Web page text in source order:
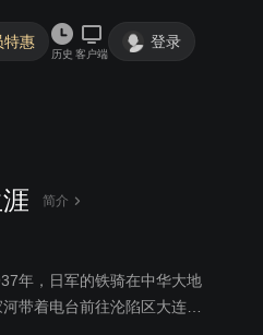
特惠
历史 客户端
登录
简介
年，日军的铁骑在中华大地
带着电台前往沦陷区大连，